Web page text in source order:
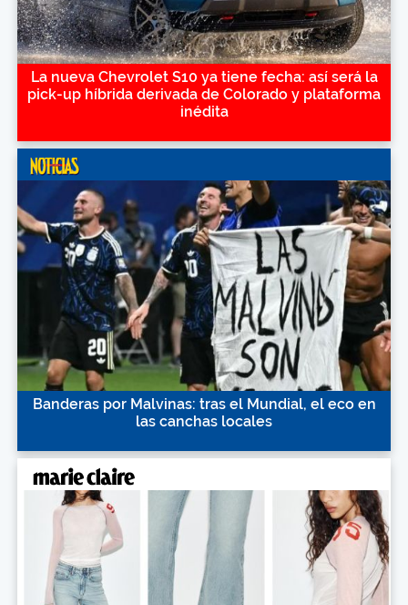
La nueva Chevrolet S10 ya tiene fecha: así será la
pick-up híbrida derivada de Colorado y plataforma
inédita
Banderas por Malvinas: tras el Mundial, el eco en
las canchas locales